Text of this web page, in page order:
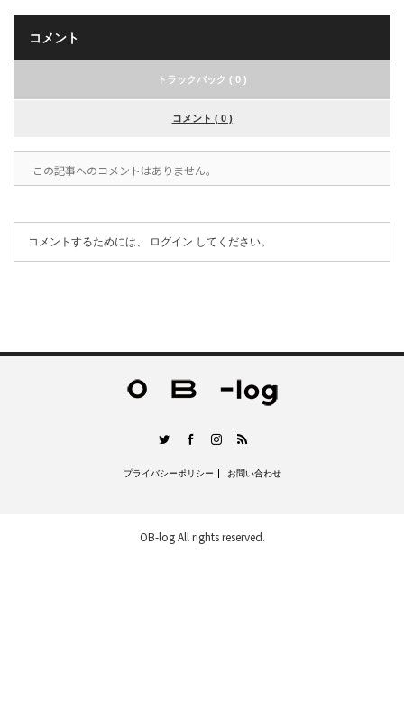
コメント
トラックバック ( 0 )
コメント ( 0 )
この記事へのコメントはありません。
コメントするためには、 ログイン してください。
TwitterFacebookInstagram
RSS
プライバシーポリシー お問い合わせ
OB-logAll rights reserved.